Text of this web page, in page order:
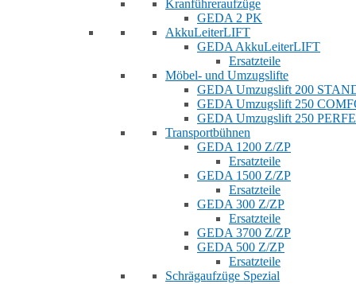
Kranführeraufzüge
GEDA 2 PK
AkkuLeiterLIFT
GEDA AkkuLeiterLIFT
Ersatzteile
Möbel- und Umzugslifte
GEDA Umzugslift 200
GEDA Umzugslift 250
GEDA Umzugslift 250
Transportbühnen
GEDA 1200 Z/ZP
Ersatzteile
GEDA 1500 Z/ZP
Ersatzteile
GEDA 300 Z/ZP
Ersatzteile
GEDA 3700 Z/ZP
GEDA 500 Z/ZP
Ersatzteile
Schrägaufzüge Spezial